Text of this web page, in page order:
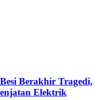
Berakhir Tragedi,
Elektrik